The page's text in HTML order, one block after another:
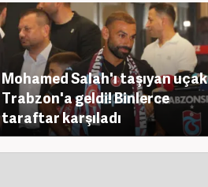
Mohamed Salah'ı taşıyan uçak
Trabzon'a geldi! Binlerce
taraftar karşıladı